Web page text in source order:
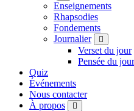
Enseignements
Rhapsodies
Fondements
Journalier
Verset du jour
Pensée du jour
Quiz
Événements
Nous contacter
À propos